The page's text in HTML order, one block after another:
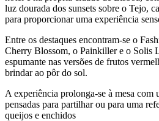
luz dourada dos sunsets sobre o Tejo,
para proporcionar uma experiência
Entre os destaques encontram-se o
Cherry Blossom, o Painkiller e o Solis
espumante nas versões de frutos
brindar ao pôr do sol.
A experiência prolonga-se à mesa com
pensadas para partilhar ou para uma
queijos e enchidos